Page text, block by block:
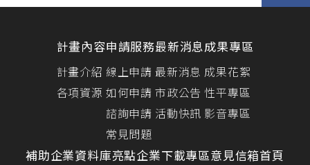
計畫內容
計畫介紹
各項資源
申請服務
線上申請
如何申請
諮詢申請
常見問題
最新消息
最新消息
市政公告
活動快訊
成果專區
成果花絮
性平專區
影音專區
補助企業資料庫亮點企業下載專區意見信箱首頁